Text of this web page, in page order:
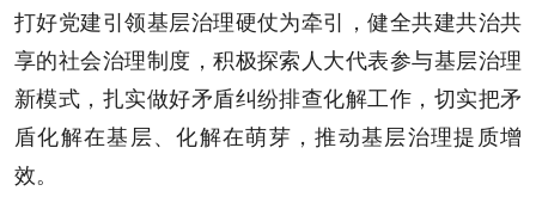
打好党建引领基层治理硬仗为牵引，健全共建共治共
享的社会治理制度，积极探索人大代表参与基层治理
新模式，扎实做好矛盾纠纷排查化解工作，切实把矛
盾化解在基层、化解在萌芽，推动基层治理提质增
效。